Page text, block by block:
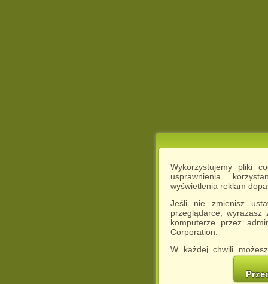
Wykorzystujemy pliki
usprawnienia
wyświetlenia reklam
Jeśli nie zmienisz
przeglądarce,
komputerze przez
Corporation.
W każdej chwili
cookies w swojej
w naszej
http://chomikuj.pl/